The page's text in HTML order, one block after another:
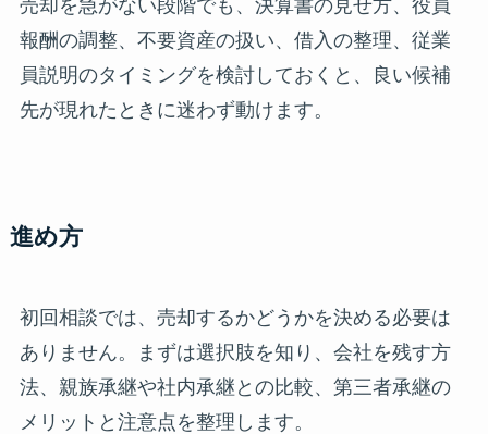
売却を急がない段階でも、決算書の見せ方、役員
報酬の調整、不要資産の扱い、借入の整理、従業
員説明のタイミングを検討しておくと、良い候補
先が現れたときに迷わず動けます。
進め方
初回相談では、売却するかどうかを決める必要は
ありません。まずは選択肢を知り、会社を残す方
法、親族承継や社内承継との比較、第三者承継の
メリットと注意点を整理します。